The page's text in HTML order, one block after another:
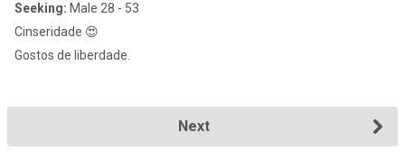
Seeking: Male 28 - 53
Cinseridade 😍
Gostos de liberdade.
Next